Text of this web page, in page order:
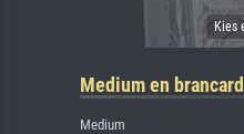
Medium en brancard
Medium